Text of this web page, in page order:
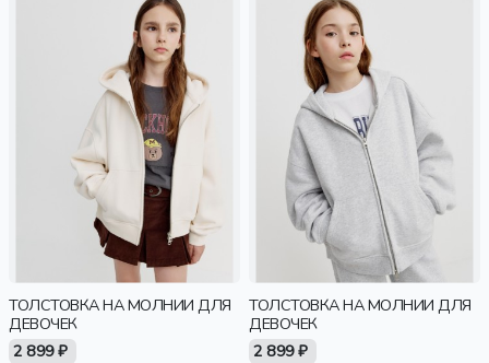
ТОЛСТОВКА НА МОЛНИИ ДЛЯ
ДЕВОЧЕК
2 899 ₽
ТОЛСТОВКА НА МОЛНИИ ДЛЯ
ДЕВОЧЕК
2 899 ₽